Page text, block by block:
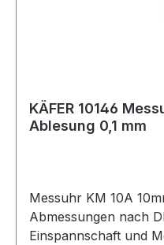
KÄFER 10146
Ablesung 0,1 mm
Messuhr KM 10A
Abmessungen nach
Einspannschaft und